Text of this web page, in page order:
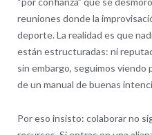
reuniones donde la
deporte. La realidad es que
están estructuradas: ni
sin embargo, seguimos viendo
de un manual de buenas
Por eso insisto: colaborar no